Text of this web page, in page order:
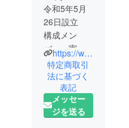
令和5年5月
26日設立
構成メン
バー 実行
委員5名、ボ
ランティア
メンバー約
100名
主な活動分
https://www.instagram.com/shigotooinc/
特定商取引
法に基づく
表記
メッセー
ジを送る